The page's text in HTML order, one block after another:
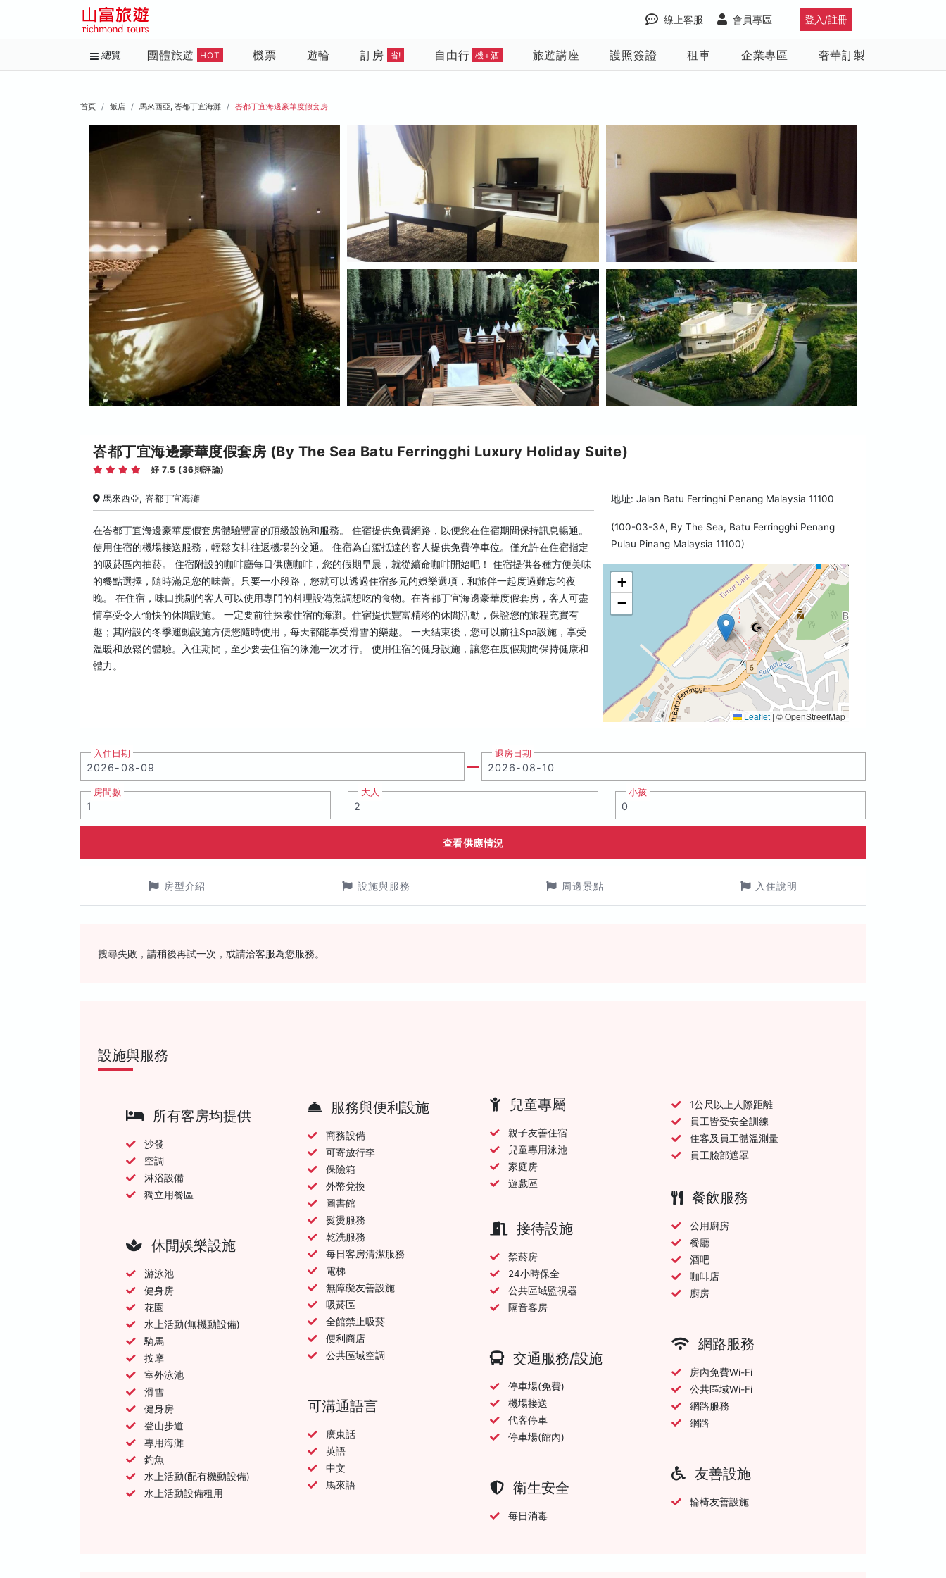
登入/註冊
會員專區
線上客服
總覽 團體旅遊 HOT 機票 遊輪 訂房 省! 自由行 機+酒 旅遊講座 護照簽證 租車 企業專區 奢華訂製
首頁 飯店 馬來西亞, 峇都丁宜海灘 峇都丁宜海邊豪華度假套房
峇都丁宜海邊豪華度假套房 (By The Sea Batu Ferringghi Luxury Holiday Suite)
好 7.5 (36則評論)
馬來西亞, 峇都丁宜海灘
在峇都丁宜海邊豪華度假套房體驗豐富的頂級設施和服務。 住宿提供免費網路，以便您在住宿期間保持訊息暢通。
使用住宿的機場接送服務，輕鬆安排往返機場的交通。 住宿為自駕抵達的客人提供免費停車位。僅允許在住宿指定
的吸菸區內抽菸。 住宿附設的咖啡廳每日供應咖啡，您的假期早晨，就從續命咖啡開始吧！ 住宿提供各種方便美味
的餐點選擇，隨時滿足您的味蕾。只要一小段路，您就可以透過住宿多元的娛樂選項，和旅伴一起度過難忘的夜
晚。 在住宿，味口挑剔的客人可以使用專門的料理設備烹調想吃的食物。在峇都丁宜海邊豪華度假套房，客人可盡
情享受令人愉快的休閒設施。 一定要前往探索住宿的海灘。住宿提供豐富精彩的休閒活動，保證您的旅程充實有
趣；其附設的冬季運動設施方便您隨時使用，每天都能享受滑雪的樂趣。 一天結束後，您可以前往Spa設施，享受
溫暖和放鬆的體驗。入住期間，至少要去住宿的泳池一次才行。 使用住宿的健身設施，讓您在度假期間保持健康和
體力。
地址: Jalan Batu Ferringhi Penang Malaysia 11100
(100-03-3A, By The Sea, Batu Ferringghi Penang
Pulau Pinang Malaysia 11100)
+
−
Leaflet | © OpenStreetMap
入住日期 退房日期
房間數 大人 小孩
查看供應情況
房型介紹 設施與服務 周邊景點 入住說明
搜尋失敗，請稍後再試一次，或請洽客服為您服務。
設施與服務
所有客房均提供
沙發
空調
淋浴設備
獨立用餐區
休閒娛樂設施
游泳池
健身房
花園
水上活動(無機動設備)
騎馬
按摩
室外泳池
滑雪
健身房
登山步道
專用海灘
釣魚
水上活動(配有機動設備)
水上活動設備租用
服務與便利設施
商務設備
可寄放行李
保險箱
外幣兌換
圖書館
熨燙服務
乾洗服務
每日客房清潔服務
電梯
無障礙友善設施
吸菸區
全館禁止吸菸
便利商店
公共區域空調
可溝通語言
廣東話
英語
中文
馬來語
兒童專屬
親子友善住宿
兒童專用泳池
家庭房
遊戲區
接待設施
禁菸房
24小時保全
公共區域監視器
隔音客房
交通服務/設施
停車場(免費)
機場接送
代客停車
停車場(館內)
衛生安全
每日消毒
1公尺以上人際距離
員工皆受安全訓練
住客及員工體溫測量
員工臉部遮罩
餐飲服務
公用廚房
餐廳
酒吧
咖啡店
廚房
網路服務
房內免費Wi-Fi
公共區域Wi-Fi
網路服務
網路
友善設施
輪椅友善設施